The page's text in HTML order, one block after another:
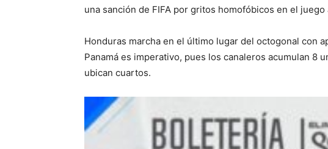
una sanción de FIFA por gritos homofóbicos en el juego
Honduras marcha en el último lugar del octogonal con
Panamá es imperativo, pues los canaleros acumulan 8
ubican cuartos.